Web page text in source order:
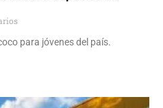
para jóvenes del país.